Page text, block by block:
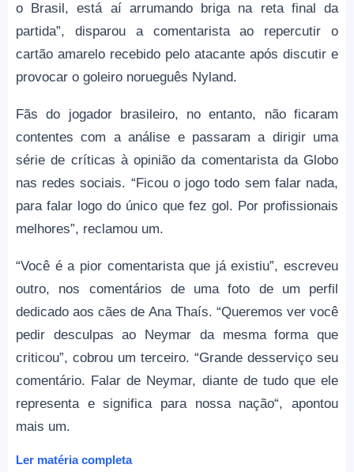
o Brasil, está aí arrumando briga na reta final da
partida”, disparou a comentarista ao repercutir o
cartão amarelo recebido pelo atacante após discutir e
provocar o goleiro norueguês Nyland.
Fãs do jogador brasileiro, no entanto, não ficaram
contentes com a análise e passaram a dirigir uma
série de críticas à opinião da comentarista da Globo
nas redes sociais. “Ficou o jogo todo sem falar nada,
para falar logo do único que fez gol. Por profissionais
melhores”, reclamou um.
“Você é a pior comentarista que já existiu”, escreveu
outro, nos comentários de uma foto de um perfil
dedicado aos cães de Ana Thaís. “Queremos ver você
pedir desculpas ao Neymar da mesma forma que
criticou”, cobrou um terceiro. “Grande desserviço seu
comentário. Falar de Neymar, diante de tudo que ele
representa e significa para nossa nação“, apontou
mais um.
Ler matéria completa